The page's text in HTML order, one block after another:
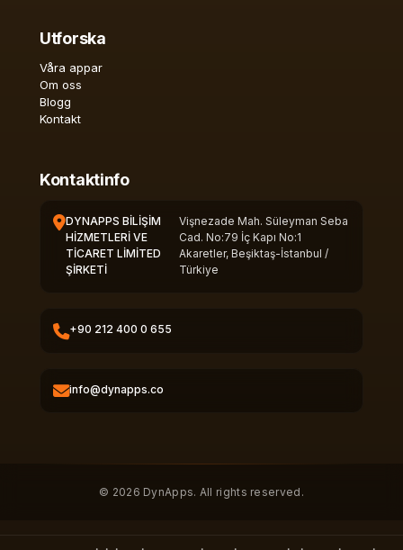
Utforska
Våra appar
Om oss
Blogg
Kontakt
Kontaktinfo
DYNAPPS BİLİŞİM
HİZMETLERİ VE
TİCARET LİMİTED
ŞİRKETİ
Vişnezade Mah. Süleyman Seba
Cad. No:79 İç Kapı No:1
Akaretler, Beşiktaş-İstanbul /
Türkiye
+90 212 400 0 655
info@dynapps.co
© 2026 DynApps. All rights reserved.